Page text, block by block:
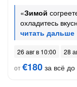
«Зимой
охладитесь
26 авг в 10:00
28
от€180 за всё